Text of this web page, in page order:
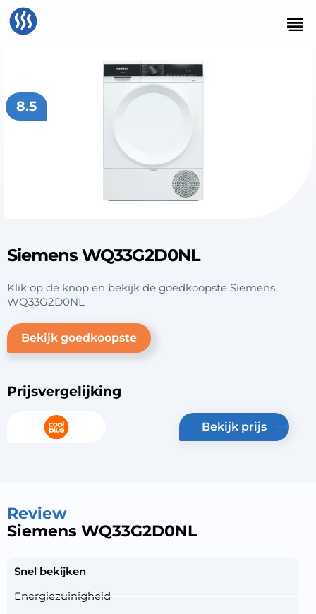
8.5
Siemens WQ33G2D0NL
Klik op de knop en bekijk de goedkoopste Siemens
WQ33G2D0NL
Bekijk goedkoopste
Prijsvergelijking
bekijk prijs
Review
Siemens WQ33G2D0NL
Snel bekijken
Energiezuinigheid